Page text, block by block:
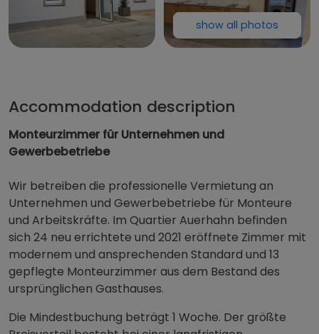
show all photos
Accommodation description
Monteurzimmer für Unternehmen und
Gewerbebetriebe
Wir betreiben die professionelle Vermietung an
Unternehmen und Gewerbebetriebe für Monteure
und Arbeitskräfte. Im Quartier Auerhahn befinden
sich 24 neu errichtete und 2021 eröffnete Zimmer mit
modernem und ansprechenden Standard und 13
gepflegte Monteurzimmer aus dem Bestand des
ursprünglichen Gasthauses.
Die Mindestbuchung beträgt 1 Woche. Der größte